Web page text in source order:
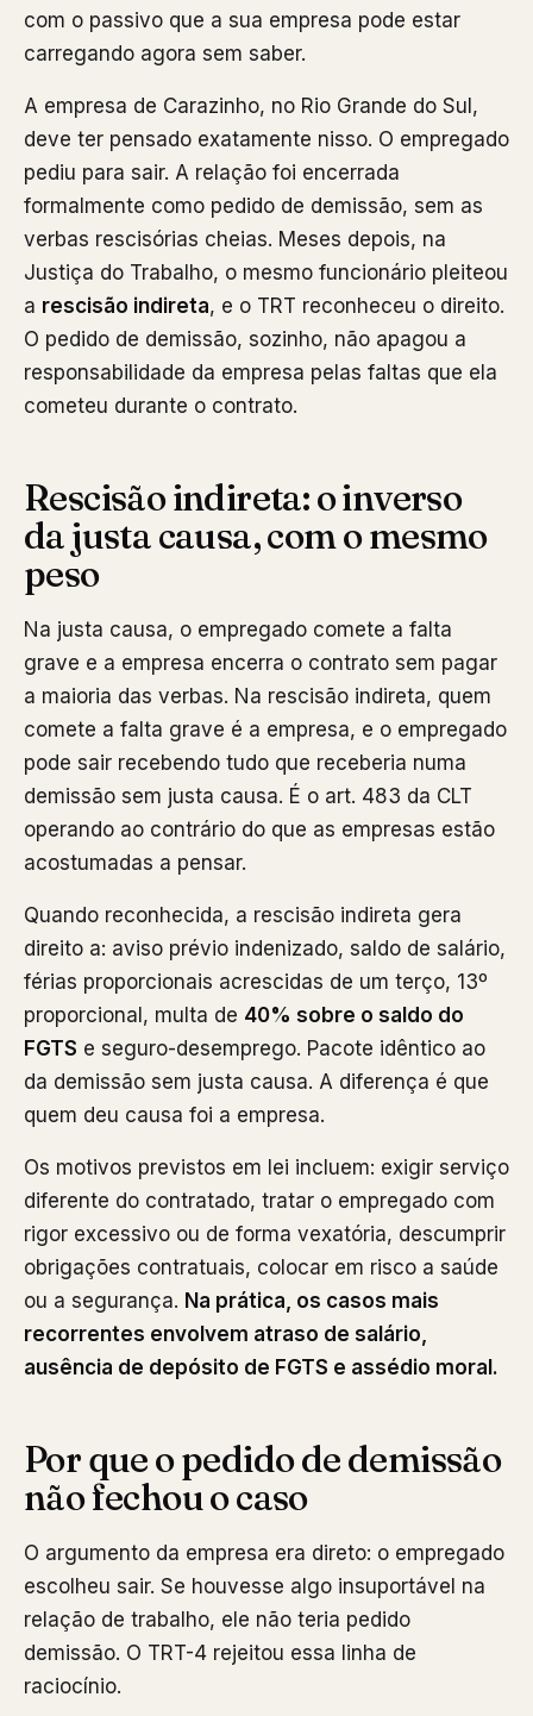
com o passivo que a sua empresa pode estar
carregando agora sem saber.
A empresa de Carazinho, no Rio Grande do Sul,
deve ter pensado exatamente nisso. O empregado
pediu para sair. A relação foi encerrada
formalmente como pedido de demissão, sem as
verbas rescisórias cheias. Meses depois, na
Justiça do Trabalho, o mesmo funcionário pleiteou
a rescisão indireta, e o TRT reconheceu o direito.
O pedido de demissão, sozinho, não apagou a
responsabilidade da empresa pelas faltas que ela
cometeu durante o contrato.
Rescisão indireta: o inverso
da justa causa, com o mesmo
peso
Na justa causa, o empregado comete a falta
grave e a empresa encerra o contrato sem pagar
a maioria das verbas. Na rescisão indireta, quem
comete a falta grave é a empresa, e o empregado
pode sair recebendo tudo que receberia numa
demissão sem justa causa. É o art. 483 da CLT
operando ao contrário do que as empresas estão
acostumadas a pensar.
Quando reconhecida, a rescisão indireta gera
direito a: aviso prévio indenizado, saldo de salário,
férias proporcionais acrescidas de um terço, 13º
proporcional, multa de 40% sobre o saldo do
FGTS e seguro-desemprego. Pacote idêntico ao
da demissão sem justa causa. A diferença é que
quem deu causa foi a empresa.
Os motivos previstos em lei incluem: exigir serviço
diferente do contratado, tratar o empregado com
rigor excessivo ou de forma vexatória, descumprir
obrigações contratuais, colocar em risco a saúde
ou a segurança. Na prática, os casos mais
recorrentes envolvem atraso de salário,
ausência de depósito de FGTS e assédio moral.
Por que o pedido de demissão
não fechou o caso
O argumento da empresa era direto: o empregado
escolheu sair. Se houvesse algo insuportável na
relação de trabalho, ele não teria pedido
demissão. O TRT-4 rejeitou essa linha de
raciocínio.